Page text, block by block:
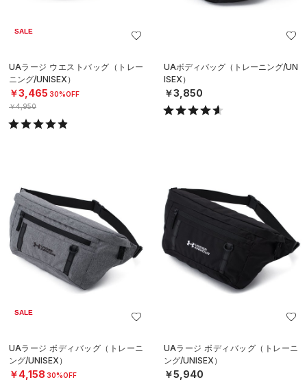
SALE
UAラージ ウエストバッグ（トレー
ニング/UNISEX）
￥3,465 30%OFF
￥4,950
UAボディバッグ（トレーニング/UN
ISEX）
￥3,850
SALE
UAラージ ボディバッグ（トレーニ
ング/UNISEX）
￥4,158 30%OFF
UAラージ ボディバッグ（トレーニ
ング/UNISEX）
￥5,940